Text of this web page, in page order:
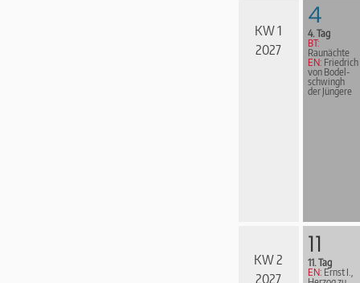
KW 1
2027
4
4. Tag
BT:
Raunächte
EN: Friedrich
von Bodel­
schwingh
der Jüngere
KW 2
2027
11
11. Tag
EN: Ernst I.,